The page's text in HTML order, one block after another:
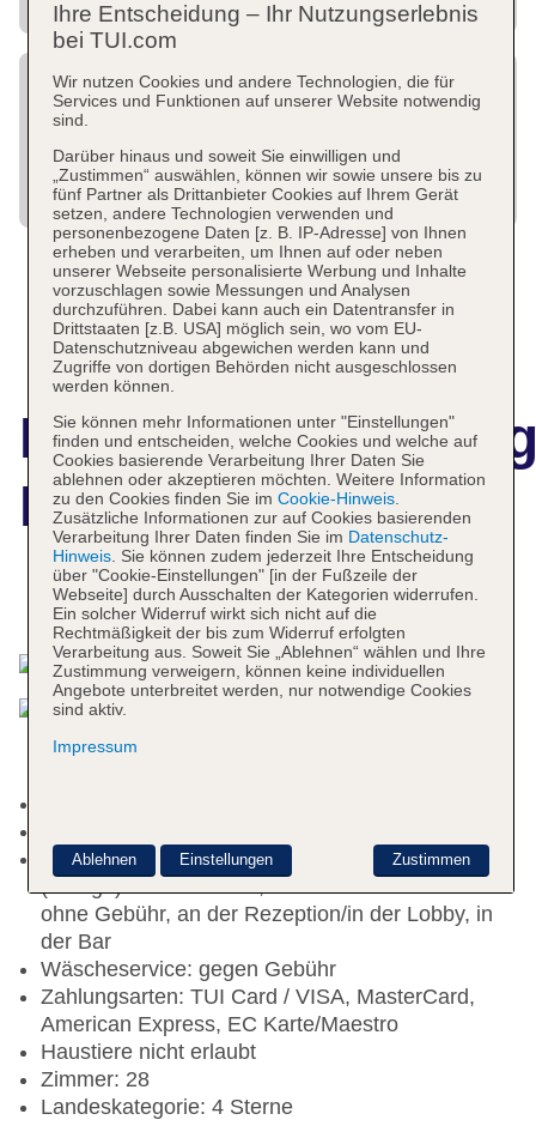
Ruzzini Palace
Das bietet Ihre Unterkunft
Internet: WLAN/WiFi, im gesamten Hotel
(Anlage): ohne Gebühr, im öffentlichen Bereich:
ohne Gebühr, an der Rezeption/in der Lobby, in
der Bar
Wäscheservice: gegen Gebühr
Zahlungsarten: TUI Card / VISA, MasterCard,
American Express, EC Karte/Maestro
Haustiere nicht erlaubt
Zimmer: 28
Landeskategorie: 4 Sterne
Ihre Entscheidung – Ihr Nutzungserlebnis
bei TUI.com
Wir nutzen Cookies und andere Technologien, die für
Services und Funktionen auf unserer Website notwendig
sind.
Darüber hinaus und soweit Sie einwilligen und
„Zustimmen“ auswählen, können wir sowie unsere bis zu
fünf Partner als Drittanbieter Cookies auf Ihrem Gerät
setzen, andere Technologien verwenden und
personenbezogene Daten [z. B. IP-Adresse] von Ihnen
erheben und verarbeiten, um Ihnen auf oder neben
unserer Webseite personalisierte Werbung und Inhalte
vorzuschlagen sowie Messungen und Analysen
durchzuführen. Dabei kann auch ein Datentransfer in
Drittstaaten [z.B. USA] möglich sein, wo vom EU-
Datenschutzniveau abgewichen werden kann und
Zugriffe von dortigen Behörden nicht ausgeschlossen
werden können.
Sie können mehr Informationen unter "Einstellungen"
finden und entscheiden, welche Cookies und welche auf
Cookies basierende Verarbeitung Ihrer Daten Sie
ablehnen oder akzeptieren möchten. Weitere Information
zu den Cookies finden Sie im Cookie-Hinweis.
Zusätzliche Informationen zur auf Cookies basierenden
Verarbeitung Ihrer Daten finden Sie im Datenschutz-
Hinweis. Sie können zudem jederzeit Ihre Entscheidung
über "Cookie-Einstellungen" [in der Fußzeile der
Webseite] durch Ausschalten der Kategorien widerrufen.
Ein solcher Widerruf wirkt sich nicht auf die
Rechtmäßigkeit der bis zum Widerruf erfolgten
Verarbeitung aus. Soweit Sie „Ablehnen“ wählen und Ihre
Zustimmung verweigern, können keine individuellen
Angebote unterbreitet werden, nur notwendige Cookies
sind aktiv.
Impressum
Zustimmen
Ablehnen Einstellungen